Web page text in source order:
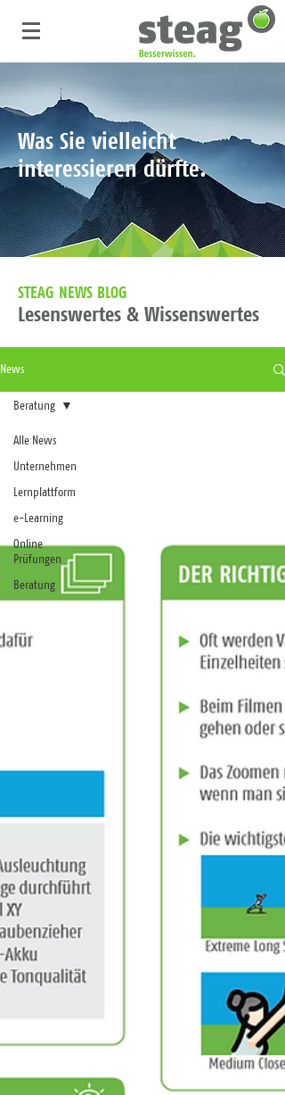
Was Sie vielleicht
interessieren dürfte.
STEAG NEWS BLOG
Lesenswertes & Wissenswertes
News
Alle News
Unternehmen
Lernplattform
e-Learning
Online
Prüfungen
Beratung
Beratung